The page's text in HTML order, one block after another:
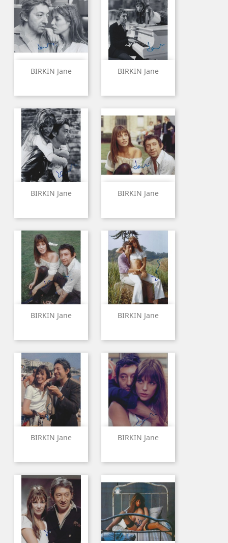
BIRKIN Jane BIRKIN Jane
BIRKIN Jane BIRKIN Jane
BIRKIN Jane BIRKIN Jane
BIRKIN Jane BIRKIN Jane